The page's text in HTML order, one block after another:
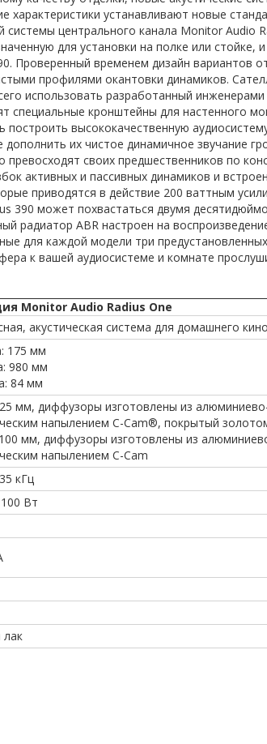
характеристики устанавливают новые
центрального канала Monitor Audio
для установки на полке или
Проверенный временем дизайн вариантов
профилями окантовки динамиков.
использовать разработанный
специальные кронштейны для настенного
построить высококачественную
дополнить их чистое динамичное звучание
своих предшественников по
активных и пассивных динамиков и
приводятся в действие 200 ваттным
390 может похвастаться двумя
радиатор ABR настроен на
для каждой модели три
к вашей аудиосистеме и комнате
Monitor Audio Radius One
акустическая система для домашнего
175 мм
980 мм
84 мм
мм, диффузоры изготовлены из
напылением C-Cam®, покрытый
мм, диффузоры изготовлены из
напылением C-Cam
кГц
Вт